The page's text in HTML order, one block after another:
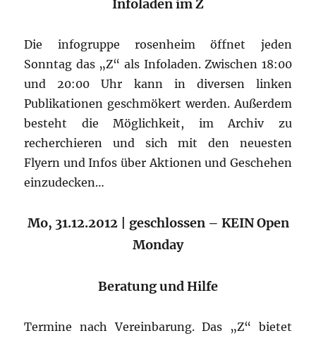
Infoladen im Z
Die infogruppe rosenheim öffnet jeden
Sonntag das „Z“ als Infoladen. Zwischen 18:00
und 20:00 Uhr kann in diversen linken
Publikationen geschmökert werden. Außerdem
besteht die Möglichkeit, im Archiv zu
recherchieren und sich mit den neuesten
Flyern und Infos über Aktionen und Geschehen
einzudecken…
Mo, 31.12.2012 | geschlossen – KEIN Open
Monday
Beratung und Hilfe
Termine nach Vereinbarung. Das „Z“ bietet